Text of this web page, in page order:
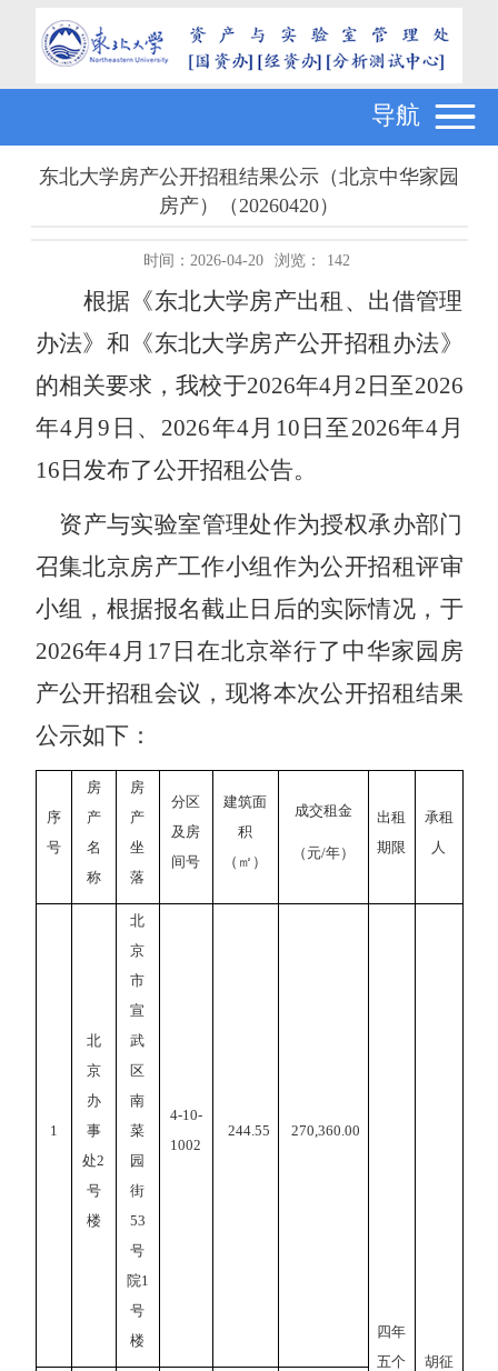
导航
东北大学房产公开招租结果公示（北京中华家园
房产）（20260420）
时间：2026-04-20 浏览： 142
根据《东北大学房产出租、出借管理
办法》和《东北大学房产公开招租办法》
的相关要求，我校于2026年4月 2 日至2026
年4月9 日 、 2026年4 月 10 日至2026年4 月
16 日发布了公开招租公告。
资产与实验室管理处作为授权承办部门
召集北京房产工作小组作为公开招租评审
小组，根据报名截止日后的实际情况 ，于
2026年4 月 17 日 在北京举行了 中华家园 房
产公开招租会议， 现将本次公开招租结果
公示如下：
序
号
房
产
名
称
房
产
坐
落
分区
及房
间号
建筑面
积
（㎡）
成交租金
（元/年）
出租
期限
承租
人
1
北
京
办
事
处2
号
楼
北
京
市
宣
武
区
南
菜
园
街
53
号
院1
号
楼
4-10-
1002
244.55 270,360.00
四年
五个
胡征